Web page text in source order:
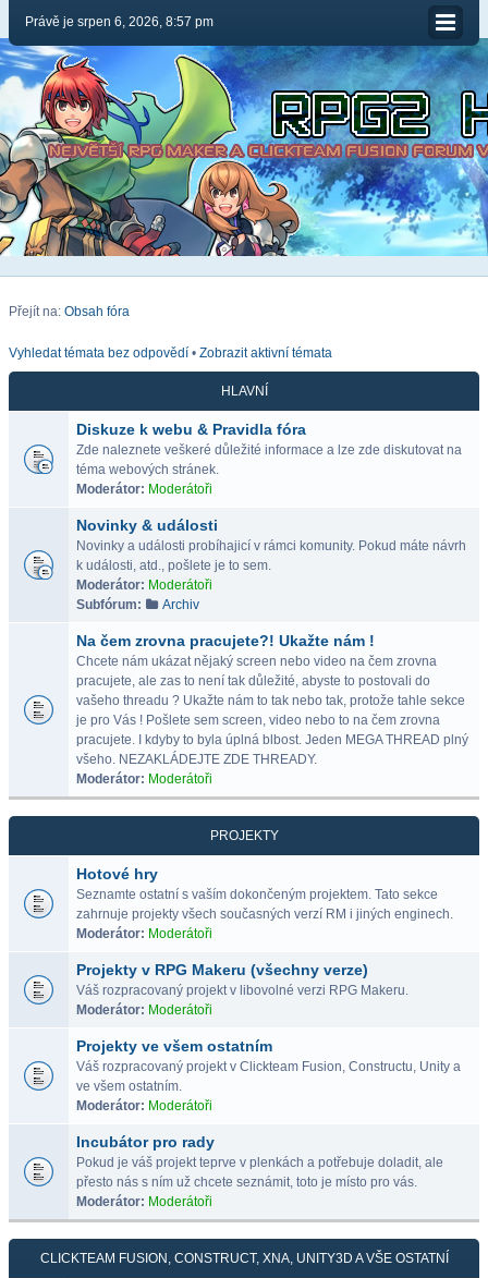
Právě je srpen 6, 2026, 8:57 pm
Přejít na: Obsah fóra
Vyhledat témata bez odpovědí • Zobrazit aktivní témata
HLAVNÍ
Diskuze k webu & Pravidla fóra
Zde naleznete veškeré důležité informace a lze zde diskutovat na
téma webových stránek.
Moderátor: Moderátoři
Novinky & události
Novinky a události probíhajicí v rámci komunity. Pokud máte návrh
k události, atd., pošlete je to sem.
Moderátor: Moderátoři
Subfórum:
Archiv
Na čem zrovna pracujete?! Ukažte nám !
Chcete nám ukázat nějaký screen nebo video na čem zrovna
pracujete, ale zas to není tak důležité, abyste to postovali do
vašeho threadu ? Ukažte nám to tak nebo tak, protože tahle sekce
je pro Vás ! Pošlete sem screen, video nebo to na čem zrovna
pracujete. I kdyby to byla úplná blbost. Jeden MEGA THREAD plný
všeho. NEZAKLÁDEJTE ZDE THREADY.
Moderátor: Moderátoři
PROJEKTY
Hotové hry
Seznamte ostatní s vaším dokončeným projektem. Tato sekce
zahrnuje projekty všech současných verzí RM i jiných enginech.
Moderátor: Moderátoři
Projekty v RPG Makeru (všechny verze)
Váš rozpracovaný projekt v libovolné verzi RPG Makeru.
Moderátor: Moderátoři
Projekty ve všem ostatním
Váš rozpracovaný projekt v Clickteam Fusion, Constructu, Unity a
ve všem ostatním.
Moderátor: Moderátoři
Incubátor pro rady
Pokud je váš projekt teprve v plenkách a potřebuje doladit, ale
přesto nás s ním už chcete seznámit, toto je místo pro vás.
Moderátor: Moderátoři
CLICKTEAM FUSION, CONSTRUCT, XNA, UNITY3D A VŠE OSTATNÍ